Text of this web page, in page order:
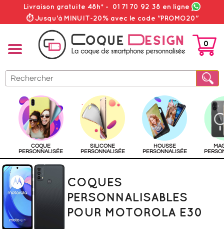
Livraison gratuite 48h* - 01 71 70 92 38 en ligne
⏱ Jusqu'à MINUIT-20% avec le code "PROMO20"
PANIER
0
COQUE
PERSONNALISÉE
SILICONE
PERSONNALISÉE
HOUSSE
PERSONNALISÉE
COQUES
PERSONNALISABLES
POUR MOTOROLA E30